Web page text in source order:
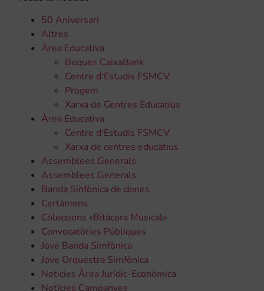
50 Aniversari
Altres
Àrea Educativa
Beques CaixaBank
Centre d'Estudis FSMCV
Progem
Xarxa de Centres Educatius
Àrea Educativa
Centre d'Estudis FSMCV
Xarxa de centres educatius
Assemblees Generals
Assemblees Generals
Banda Sinfònica de dones
Certàmens
Coleccions «Bitàcora Musical»
Convocatòries Públiques
Jove Banda Simfònica
Jove Orquestra Simfònica
Noticies Àrea Jurídic-Econòmica
Notícies Campanyes